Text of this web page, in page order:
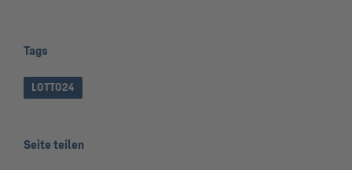
Tags
LOTTO24
Seite teilen